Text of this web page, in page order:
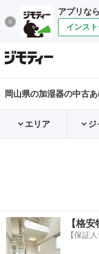
アプリな
インス
岡山県の加湿器の中古
エリア ジ
【格
【保証